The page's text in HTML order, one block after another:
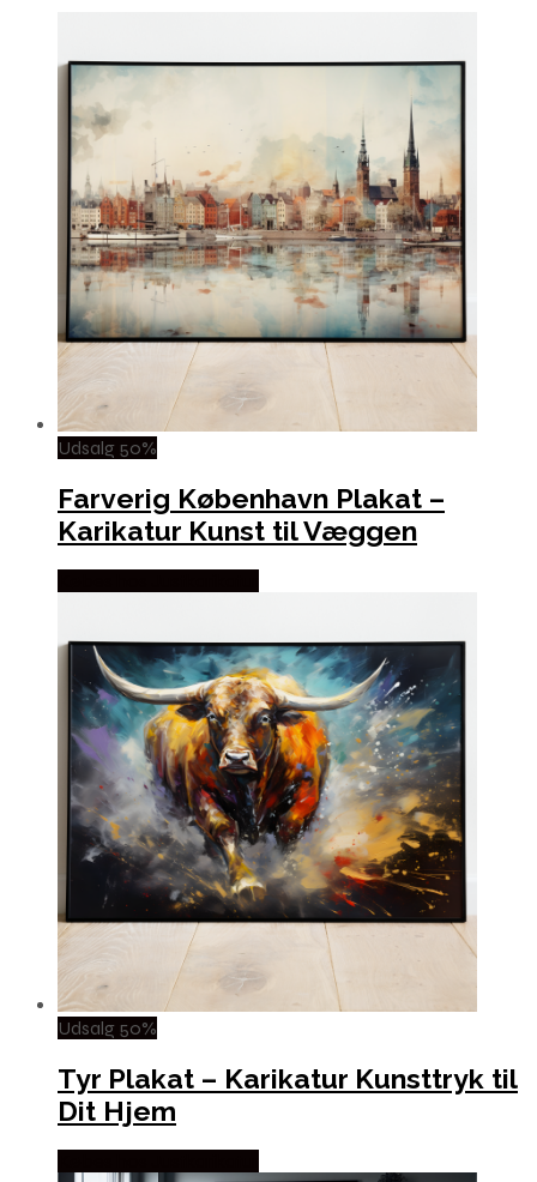
Udsalg 50%
Farverig København Plakat –
Karikatur Kunst til Væggen
Udsalg 50%
Tyr Plakat – Karikatur Kunsttryk til
Dit Hjem